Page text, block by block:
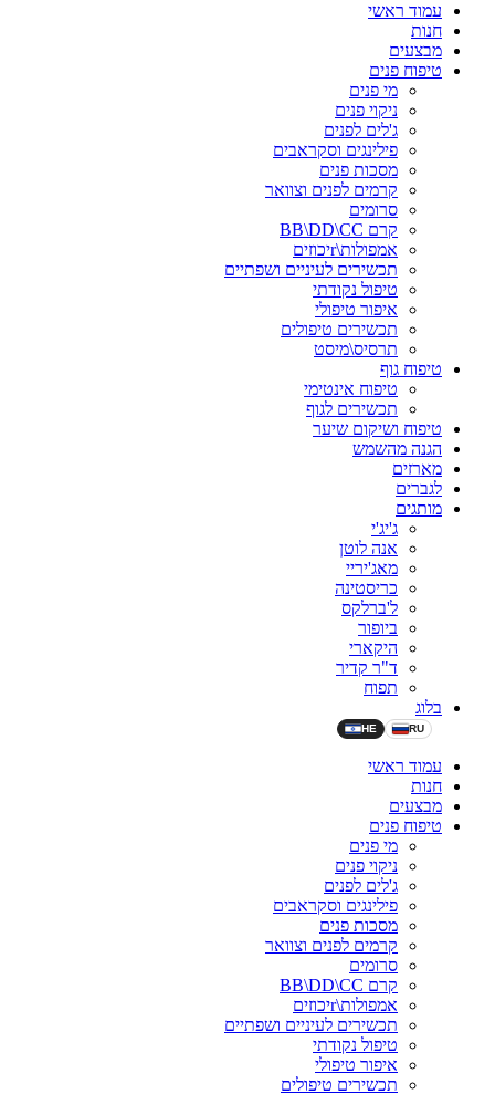
עמוד ראשי
חנות
מבצעים
טיפוח פנים
מי פנים
ניקוי פנים
ג'לים לפנים
פילינגים וסקראבים
מסכות פנים
קרמים לפנים וצוואר
סרומים
קרם BB\DD\CC
אמפולות\rיכוזים
תכשירים לעיניים ושפתיים
טיפול נקודתי
איפור טיפולי
תכשירים טיפולים
תרסיס\מיסט
טיפוח גוף
טיפוח אינטימי
תכשירים לגוף
טיפוח ושיקום שיער
הגנה מהשמש
מארזים
לגברים
מותגים
ג'יג'י
אנה לוטן
מאג'יריי
כריסטינה
ל'ברלקס
ביופור
היקארי
ד"ר קדיר
תפוח
בלוג
HE RU
עמוד ראשי
חנות
מבצעים
טיפוח פנים
מי פנים
ניקוי פנים
ג'לים לפנים
פילינגים וסקראבים
מסכות פנים
קרמים לפנים וצוואר
סרומים
קרם BB\DD\CC
אמפולות\rיכוזים
תכשירים לעיניים ושפתיים
טיפול נקודתי
איפור טיפולי
תכשירים טיפולים